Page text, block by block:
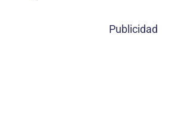
Publicidad